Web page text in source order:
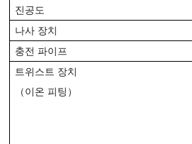
진공도
나사 장치
충전 파이프
트위스트 장치
（이온 피팅）